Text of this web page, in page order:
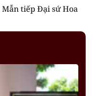
tiếp Đại sứ Hoa